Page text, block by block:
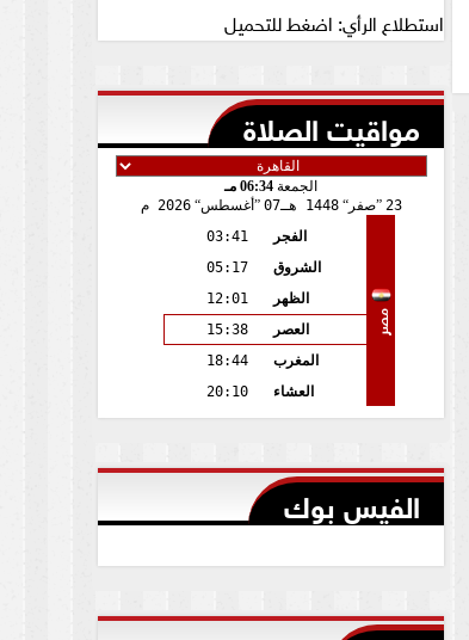
استطلاع الرأي: اضغط للتحميل
مواقيت الصلاة
الجمعة 06:34 مـ
23
صفر 1448 هـ 07 أغسطس 2026 م
مصر
الفجر
03:41
الشروق
05:17
الظهر
12:01
العصر
15:38
المغرب
18:44
العشاء
20:10
الفيس بوك